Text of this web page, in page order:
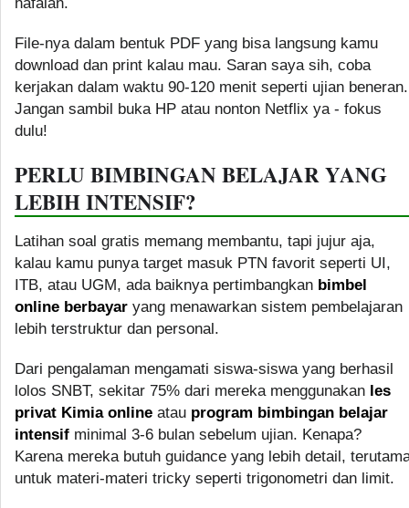
File-nya dalam bentuk PDF yang bisa langsung kamu
download dan print kalau mau. Saran saya sih, coba
kerjakan dalam waktu 90-120 menit seperti ujian beneran.
Jangan sambil buka HP atau nonton Netflix ya - fokus
dulu!
PERLU BIMBINGAN BELAJAR YANG
LEBIH INTENSIF?
Latihan soal gratis memang membantu, tapi jujur aja,
kalau kamu punya target masuk PTN favorit seperti UI,
ITB, atau UGM, ada baiknya pertimbangkan bimbel
online berbayar yang menawarkan sistem pembelajaran
lebih terstruktur dan personal.
Dari pengalaman mengamati siswa-siswa yang berhasil
lolos SNBT, sekitar 75% dari mereka menggunakan les
privat Kimia online atau program bimbingan belajar
intensif minimal 3-6 bulan sebelum ujian. Kenapa?
Karena mereka butuh guidance yang lebih detail,
untuk materi-materi tricky seperti trigonometri dan limit.